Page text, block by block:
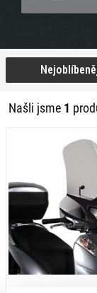
Našli jsme 1